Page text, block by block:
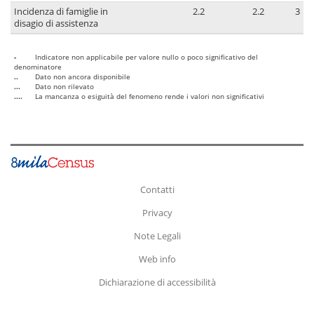
Incidenza di famiglie in
disagio di assistenza
2.2 2.2 3
-
Indicatore non applicabile per valore nullo o poco significativo del
denominatore
..
Dato non ancora disponibile
...
Dato non rilevato
....
La mancanza o esiguità del fenomeno rende i valori non significativi
Contatti
Privacy
Note Legali
Web info
Dichiarazione di accessibilità